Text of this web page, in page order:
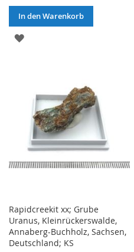
In den Warenkorb
ZUR
Rapidcreekit xx; Grube
Uranus, Kleinrückerswalde,
Annaberg-Buchholz, Sachsen,
Deutschland; KS